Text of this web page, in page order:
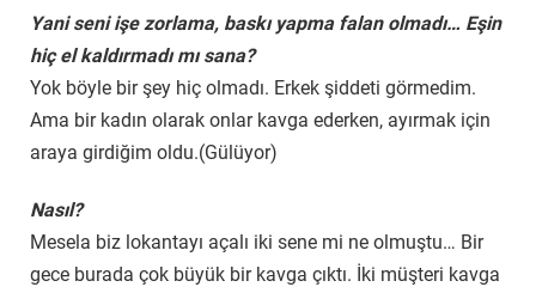
Yani seni işe zorlama, baskı yapma falan olmadı… Eşin
hiç el kaldırmadı mı sana?
Yok böyle bir şey hiç olmadı. Erkek şiddeti görmedim.
Ama bir kadın olarak onlar kavga ederken, ayırmak için
araya girdiğim oldu.(Gülüyor)
Nasıl?
Mesela biz lokantayı açalı iki sene mi ne olmuştu… Bir
gece burada çok büyük bir kavga çıktı. İki müşteri kavga